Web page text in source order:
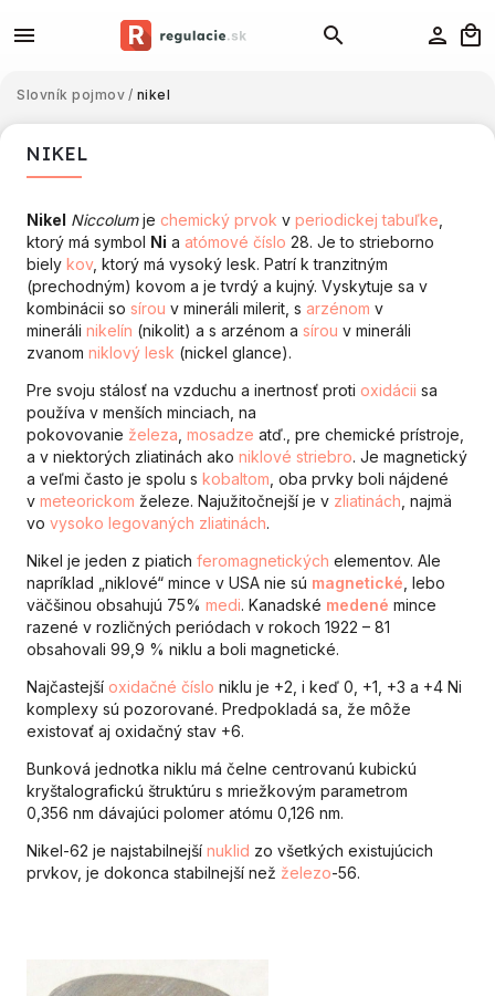
Slovník pojmov / nikel
NIKEL
Nikel Niccolum je chemický prvok v periodickej tabuľke
ktorý má symbol Ni a atómové číslo 28. Je to strieborno
biely kov, ktorý má vysoký lesk. Patrí k tranzitným
(prechodným) kovom a je tvrdý a kujný. Vyskytuje sa v
kombinácii so sírou v mineráli milerit, s arzénom v
mineráli nikelín (nikolit) a s arzénom a sírou v mineráli
zvanom niklový lesk (nickel glance).
Pre svoju stálosť na vzduchu a inertnosť proti oxidácii sa
používa v menších minciach, na
pokovovanie železa mosadze atď., pre chemické prístroje,
a v niektorých zliatinách ako niklové striebro. Je magnetický
a veľmi často je spolu s kobaltom , oba prvky boli nájdené
v meteorickom železe. Najužitočnejší je v zliatinách , najmä
vo vysoko legovaných zliatinách.
Nikel je jeden z piatich feromagnetických elementov. Ale
napríklad „niklové“ mince v USA nie sú magnetické , lebo
väčšinou obsahujú 75% medi. Kanadské medené mince
razené v rozličných periódach v rokoch 1922 – 81
obsahovali 99,9 % niklu a boli magnetické.
Najčastejší oxidačné číslo niklu je +2, i keď 0, +1, +3 a +4 Ni
komplexy sú pozorované. Predpokladá sa, že môže
existovať aj oxidačný stav +6.
Bunková jednotka niklu má čelne centrovanú kubickú
kryštalografickú štruktúru s mriežkovým parametrom
0,356 nm dávajúci polomer atómu 0,126 nm.
Nikel-62 je najstabilnejší nuklid zo všetkých existujúcich
prvkov, je dokonca stabilnejší než železo-56.